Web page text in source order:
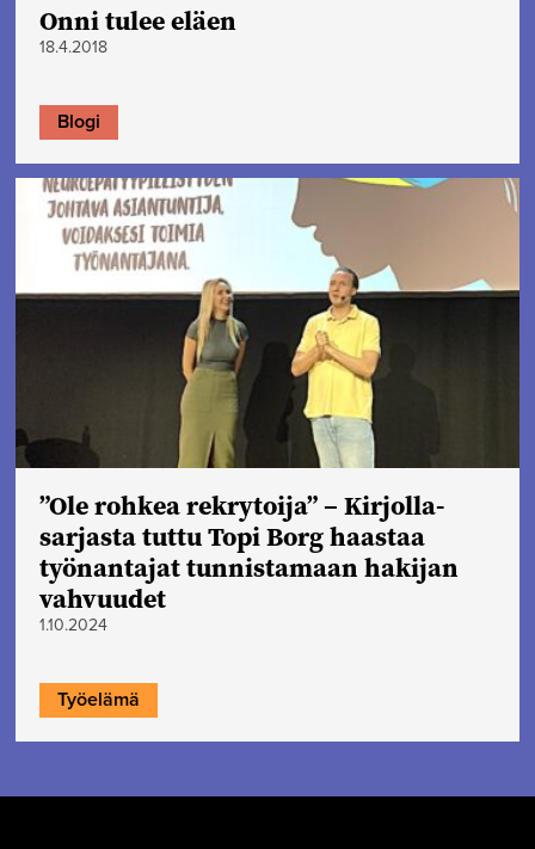
Onni tulee eläen
18.4.2018
Blogi
”Ole rohkea rekrytoija” – Kirjolla-
sarjasta tuttu Topi Borg haastaa
työnantajat tunnistamaan hakijan
vahvuudet
1.10.2024
Työelämä